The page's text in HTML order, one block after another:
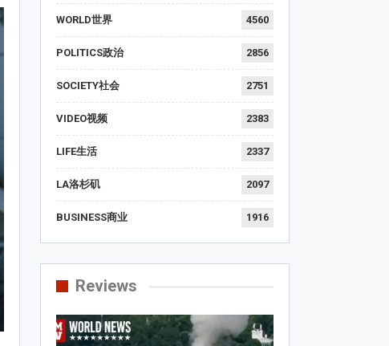
WORLD世界 4560
POLITICS政治 2856
SOCIETY社会 2751
VIDEO视频 2383
LIFE生活 2337
LA洛杉矶 2097
BUSINESS商业 1916
Reviews